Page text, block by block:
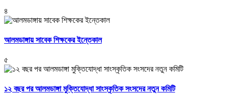
৪
আলমডাঙ্গায় সাবেক শিক্ষকের ইন্তেকাল
৫
১২ বছর পর আলমডাঙ্গা মুক্তিযোদ্ধা সাংস্কৃতিক সংসদের নতুন কমিটি